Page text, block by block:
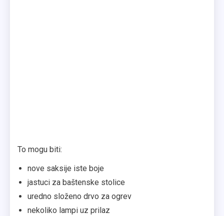
To mogu biti:
nove saksije iste boje
jastuci za baštenske stolice
uredno složeno drvo za ogrev
nekoliko lampi uz prilaz